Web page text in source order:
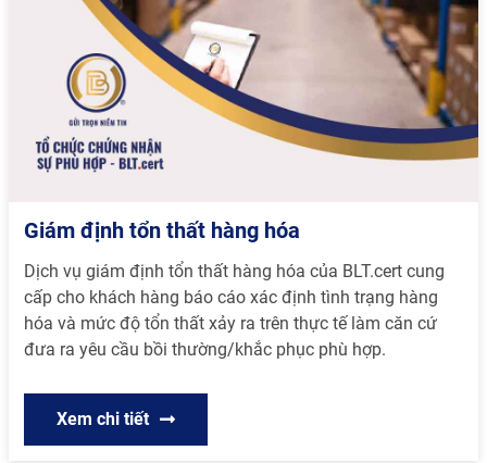
Giám định tổn thất hàng hóa
Dịch vụ giám định tổn thất hàng hóa của BLT.cert cung
cấp cho khách hàng báo cáo xác định tình trạng hàng
hóa và mức độ tổn thất xảy ra trên thực tế làm căn cứ
đưa ra yêu cầu bồi thường/khắc phục phù hợp.
Xem chi tiết